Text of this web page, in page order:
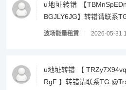
u地址转错 【
BGJLY6JG】转错请联系
波场能量租赁 2026-05-31
u地址转错 【
RgF 】转错请联系